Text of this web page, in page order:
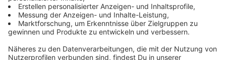
Hochschul-Warnstreik: Aktionen in über 70
Städten
Stadtstaatenstreik